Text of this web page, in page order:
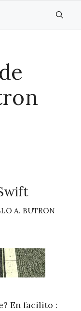
A. BUTRON
En facilito :